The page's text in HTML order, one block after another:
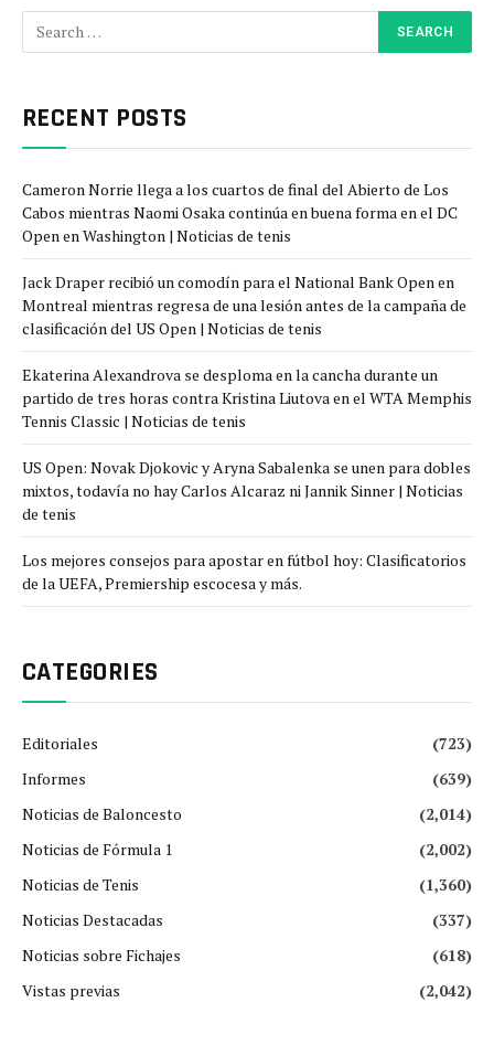
RECENT POSTS
Cameron Norrie llega a los cuartos de final del Abierto de Los
Cabos mientras Naomi Osaka continúa en buena forma en el DC
Open en Washington | Noticias de tenis
Jack Draper recibió un comodín para el National Bank Open en
Montreal mientras regresa de una lesión antes de la campaña de
clasificación del US Open | Noticias de tenis
Ekaterina Alexandrova se desploma en la cancha durante un
partido de tres horas contra Kristina Liutova en el WTA Memphis
Tennis Classic | Noticias de tenis
US Open: Novak Djokovic y Aryna Sabalenka se unen para dobles
mixtos, todavía no hay Carlos Alcaraz ni Jannik Sinner | Noticias
de tenis
Los mejores consejos para apostar en fútbol hoy: Clasificatorios
de la UEFA, Premiership escocesa y más.
CATEGORIES
Editoriales
(723)
Informes
(639)
Noticias de Baloncesto
(2,014)
Noticias de Fórmula 1
(2,002)
Noticias de Tenis
(1,360)
Noticias Destacadas
(337)
Noticias sobre Fichajes
(618)
Vistas previas
(2,042)